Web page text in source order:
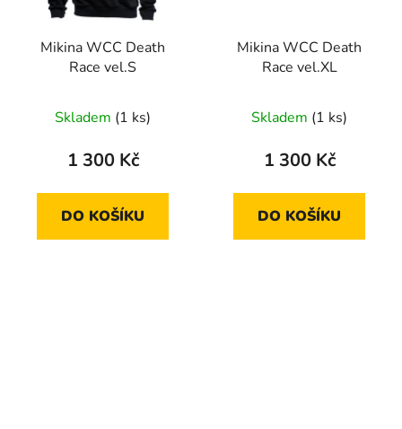
Mikina WCC Death
Race vel.S
Skladem (1 ks)
1 300 Kč
DO KOŠÍKU
Mikina WCC Death
Race vel.XL
Skladem (1 ks)
1 300 Kč
DO KOŠÍKU